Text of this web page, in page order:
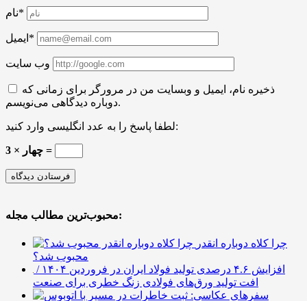
نام*
ایمیل*
وب سایت
ذخیره نام، ایمیل و وبسایت من در مرورگر برای زمانی که
دوباره دیدگاهی می‌نویسم.
لطفا پاسخ را به عدد انگلیسی وارد کنید:
3 × چهار =
محبوب‌ترین مطالب مجله:
چرا کلاه دوباره انقدر
محبوب شد؟
افزایش ۴.۶ درصدی تولید فولاد ایران در فروردین ۱۴۰۴ /
افت تولید ورق‌های فولادی زنگ خطری برای صنعت